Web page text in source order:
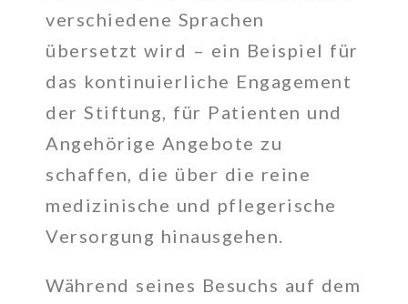
verschiedene Sprachen
übersetzt wird – ein Beispiel für
das kontinuierliche Engagement
der Stiftung, für Patienten und
Angehörige Angebote zu
schaffen, die über die reine
medizinische und pflegerische
Versorgung hinausgehen.
Während seines Besuchs auf dem